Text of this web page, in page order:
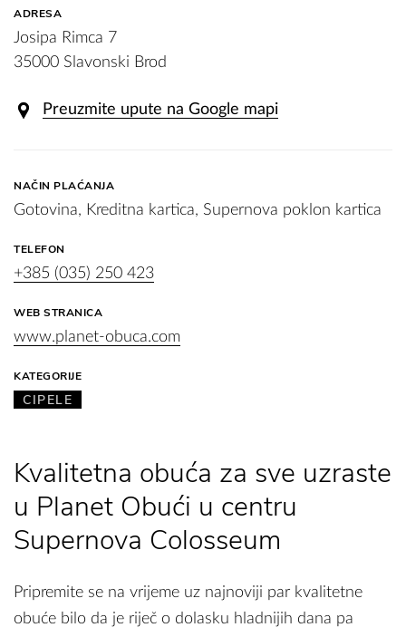
ADRESA
Josipa Rimca 7
35000 Slavonski Brod
Preuzmite upute na Google mapi
NAČIN PLAĆANJA
Gotovina, Kreditna kartica, Supernova poklon kartica
TELEFON
+385 (035) 250 423
WEB STRANICA
www.planet-obuca.com
KATEGORIJE
CIPELE
Kvalitetna obuća za sve uzraste
u Planet Obući u centru
Supernova Colosseum
Pripremite se na vrijeme uz najnoviji par kvalitetne
obuće bilo da je riječ o dolasku hladnijih dana pa